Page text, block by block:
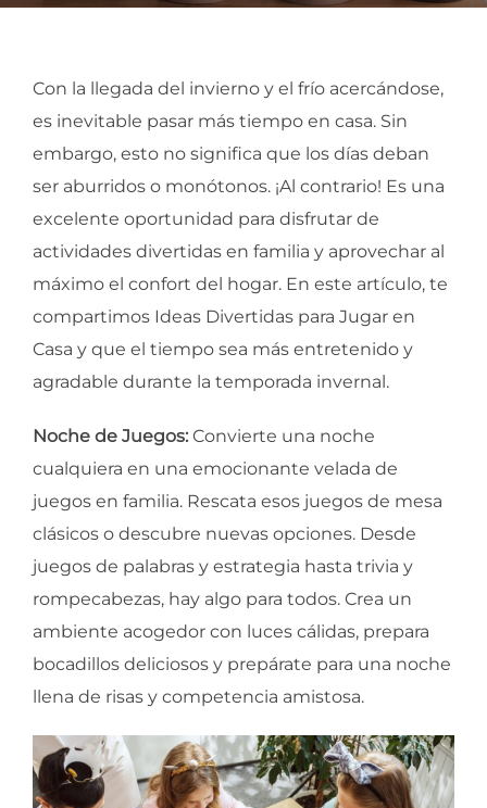
Con la llegada del invierno y el frío acercándose,
es inevitable pasar más tiempo en casa. Sin
embargo, esto no significa que los días deban
ser aburridos o monótonos. ¡Al contrario! Es una
excelente oportunidad para disfrutar de
actividades divertidas en familia y aprovechar al
máximo el confort del hogar. En este artículo, te
compartimos Ideas Divertidas para Jugar en
Casa y que el tiempo sea más entretenido y
agradable durante la temporada invernal.
Noche de Juegos: Convierte una noche
cualquiera en una emocionante velada de
juegos en familia. Rescata esos juegos de mesa
clásicos o descubre nuevas opciones. Desde
juegos de palabras y estrategia hasta trivia y
rompecabezas, hay algo para todos. Crea un
ambiente acogedor con luces cálidas, prepara
bocadillos deliciosos y prepárate para una noche
llena de risas y competencia amistosa.